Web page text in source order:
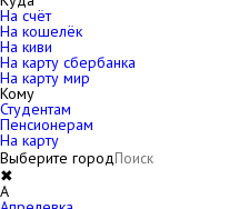
На счёт
На кошелёк
На киви
На карту сбербанка
На карту мир
Кому
Студентам
Пенсионерам
На карту
Выберите город
✖
A